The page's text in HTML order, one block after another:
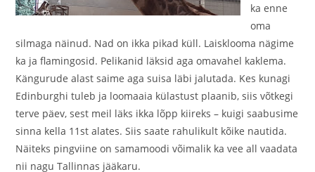
ka enne
oma
silmaga näinud. Nad on ikka pikad küll. Laisklooma nägime
ka ja flamingosid. Pelikanid läksid aga omavahel kaklema.
Kängurude alast saime aga suisa läbi jalutada. Kes kunagi
Edinburghi tuleb ja loomaaia külastust plaanib, siis võtkegi
terve päev, sest meil läks ikka lõpp kiireks – kuigi saabusime
sinna kella 11st alates. Siis saate rahulikult kõike nautida.
Näiteks pingviine on samamoodi võimalik ka vee all vaadata
nii nagu Tallinnas jääkaru.